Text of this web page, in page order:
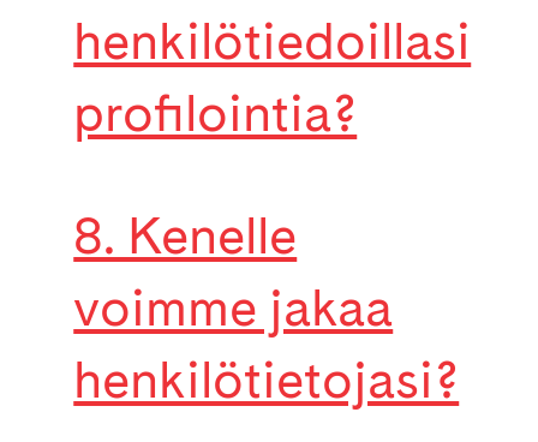
henkilötiedoillasi
profilointia?
8. Kenelle
voimme jakaa
henkilötietojasi?